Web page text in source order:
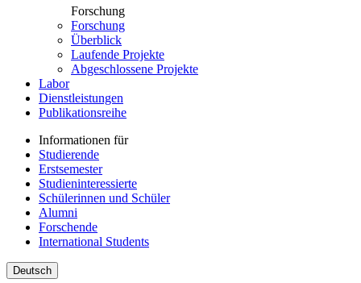
Forschung
Forschung
Überblick
Laufende Projekte
Abgeschlossene Projekte
Labor
Dienstleistungen
Publikationsreihe
Informationen für
Studierende
Erstsemester
Studieninteressierte
Schülerinnen und Schüler
Alumni
Forschende
International Students
Deutsch